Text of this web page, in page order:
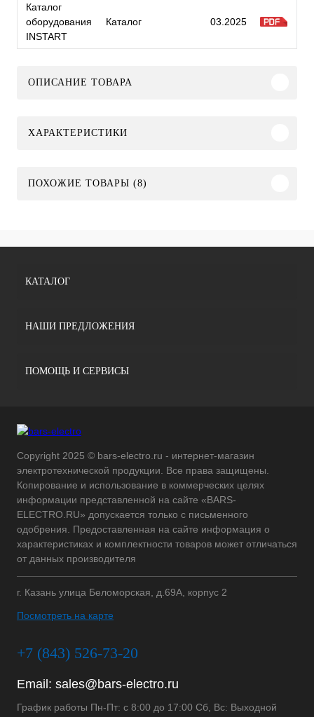
Каталог
оборудования
INSTART
Каталог 03.2025
ОПИСАНИЕ ТОВАРА
ХАРАКТЕРИСТИКИ
ПОХОЖИЕ ТОВАРЫ (8)
КАТАЛОГ
НАШИ ПРЕДЛОЖЕНИЯ
ПОМОЩЬ И СЕРВИСЫ
Copyright 2025 © bars-electro.ru - интернет-магазин
электротехнической продукции. Все права защищены.
Копирование и использование в коммерческих целях
информации представленной на сайте «BARS-
ELECTRO.RU» допускается только с письменного
одобрения. Предоставленная на сайте информация о
характеристиках и комплектности товаров может отличаться
от данных производителя
г. Казань улица Беломорская, д.69А, корпус 2
Посмотреть на карте
+7 (843) 526-73-20
Email: sales@bars-electro.ru
График работы Пн-Пт: с 8:00 до 17:00 Сб, Вс: Выходной